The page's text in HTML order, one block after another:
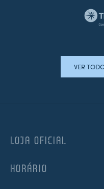
VER
LOJA OFICIAL
HORÁRIO